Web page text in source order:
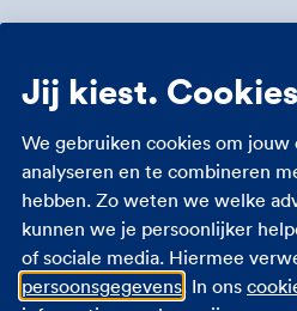
Hoge
Samira genoot volop van
westen van Amerika.
knikt ze enthousiast. Maar
haar snel, als ze zich ineens
stekende pijn in mijn maag.
Jij kiest.
We gebruiken cookies om jouw
analyseren en te combineren
hebben. Zo weten we welke
kunnen we je persoonlijker
of sociale media. Hiermee
persoonsgegevens. In ons